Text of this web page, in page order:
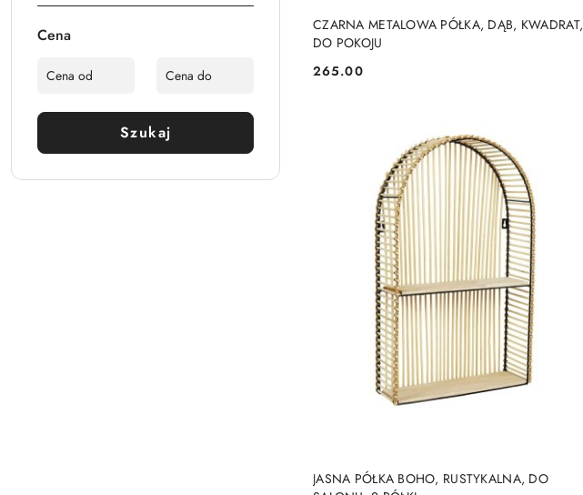
Cena
Szukaj
CZARNA METALOWA PÓŁKA, DĄB, KWADRAT,
DO POKOJU
Cena:
265.00
DO KOSZYKA
JASNA PÓŁKA BOHO, RUSTYKALNA, DO
DO KOSZYKA